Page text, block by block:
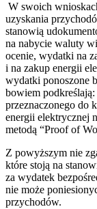
W swoich
uzyskania
stanowią
na nabycie waluty
ocenie, wydatki na
i na zakup energii
wydatki ponoszone
bowiem
przeznaczonego do
energii elektrycznej
metodą “Proof of
Z powyższym nie
które stoją na
za wydatek
nie może
przychodów.